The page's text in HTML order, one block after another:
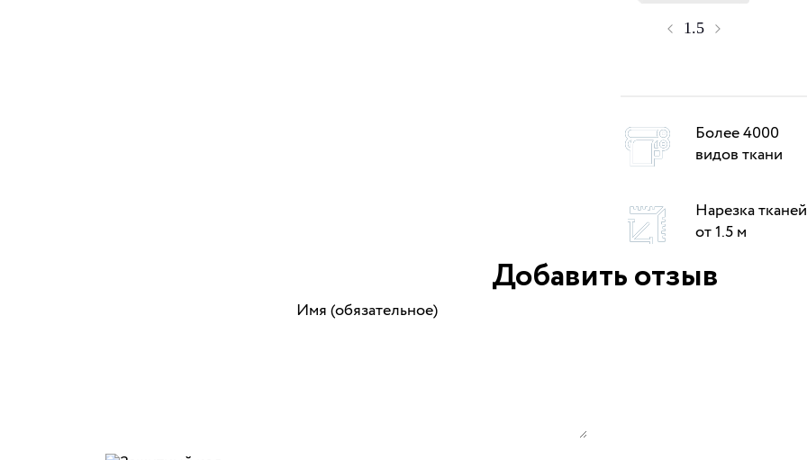
Более 4000
видов ткани
Нарезка тканей
от 1.5 м
Добавить отзыв
Имя (обязательное)